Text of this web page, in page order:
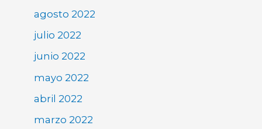
agosto 2022
julio 2022
junio 2022
mayo 2022
abril 2022
marzo 2022